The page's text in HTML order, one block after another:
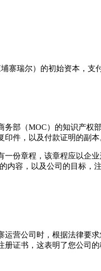
埔寨瑞尔）的初始资本，
务部（MOC）的知识产权
印件，以及付款证明的副
一份章程，该章程应以企
内容，以及公司的目标
运营公司时，根据法律要
册证书，这表明了您公司